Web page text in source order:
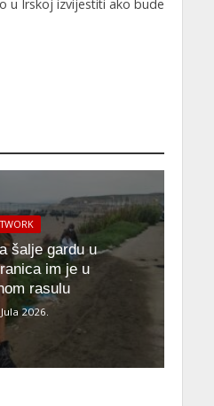
u Irskoj izvijestiti ako bude
šalje gardu u
im je u
rasulu
2026.